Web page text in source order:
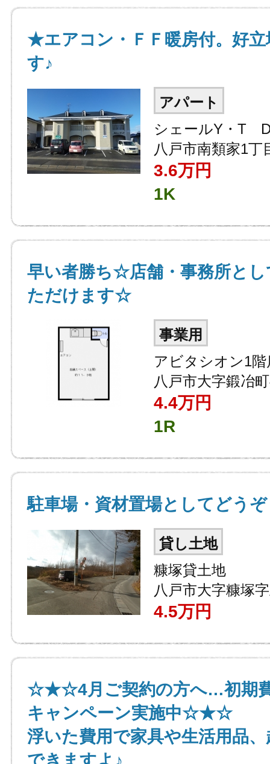
★エアコン・ＦＦ暖房付。好立
す♪
アパート
シェールY・T
八戸市南類家1丁
3.6万円
1K
早い者勝ち☆店舗・事務所と
ただけます☆
事業用
アビタシオン1階
八戸市大字鍛冶
4.4万円
1R
駐車場・資材置場としてどう
貸し土地
糠塚貸土地
八戸市大字糠塚
4.5万円
☆★☆4月ご契約の方へ…初期
キャンペーン実施中☆★☆
浮いた費用で家具や生活用品
できますよ♪